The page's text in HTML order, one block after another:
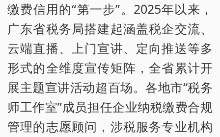
缴费信用的“第一步”。2025年以来，
广东省税务局搭建起涵盖税企交流、
云端直播、上门宣讲、定向推送等多
形式的全维度宣传矩阵，全省累计开
展主题宣讲活动超百场。各地市“税务
师工作室”成员担任企业纳税缴费合规
管理的志愿顾问，涉税服务专业机构